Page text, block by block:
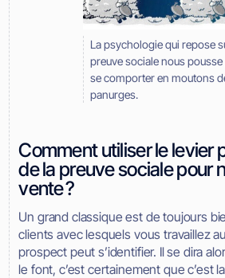
La psychologie qui repose
preuve sociale nous
se comporter en moutons
panurges.
Comment utiliser le levier
de la preuve sociale pour
vente ?
Un grand classique est de toujours
clients avec lesquels vous travaillez
prospect peut s’identifier. Il se dira
le font, c’est certainement que c’est